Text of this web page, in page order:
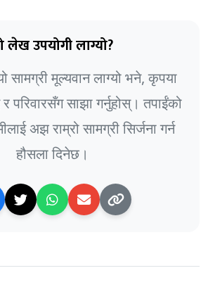
लेख उपयोगी लाग्यो?
सामग्री मूल्यवान लाग्यो भने, कृपया
परिवारसँग साझा गर्नुहोस्। तपाईंको
अझ राम्रो सामग्री सिर्जना गर्न
हौसला दिनेछ।